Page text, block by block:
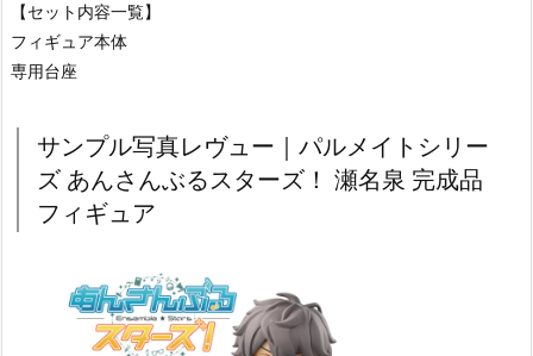
【セット内容一覧】
フィギュア本体
専用台座
サンプル写真レヴュー｜パルメイトシリー
ズ あんさんぶるスターズ！ 瀬名泉 完成品
フィギュア